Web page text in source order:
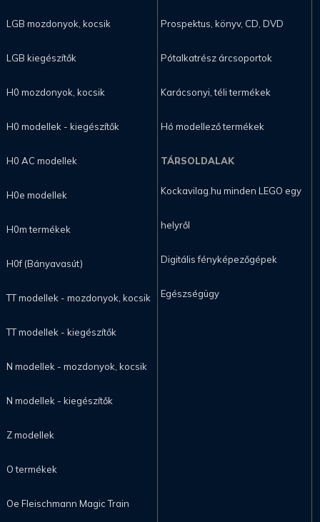
LGB mozdonyok, kocsik
LGB kiegészítők
H0 mozdonyok, kocsik
H0 modellek - kiegészítők
H0 AC modellek
H0e modellek
H0m termékek
H0f (Bányavasút)
TT modellek - mozdonyok, kocsik
TT modellek - kiegészítők
N modellek - mozdonyok, kocsik
N modellek - kiegészítők
Z modellek
O termékek
Oe Fleischmann Magic Train
Prospektus, könyv, CD, DVD
Pótalkatrész árcsoportok
Karácsonyi, téli termékek
Hó modellező termékek
TÁRSOLDALAK
Kockavilag.hu minden LEGO egy
helyről
Digitális fényképezőgépek
Egészségügy